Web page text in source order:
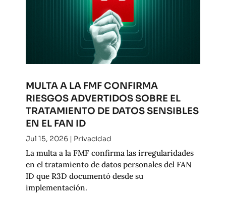
MULTA A LA FMF CONFIRMA
RIESGOS ADVERTIDOS SOBRE EL
TRATAMIENTO DE DATOS SENSIBLES
EN EL FAN ID
Jul 15, 2026| Privacidad
La multa a la FMF confirma las irregularidades
en el tratamiento de datos personales del FAN
ID que R3D documentó desde su
implementación.